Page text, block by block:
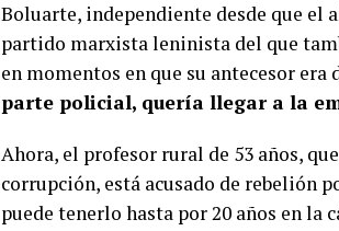
Boluarte, independiente desde que el
partido marxista leninista del que
en momentos en que su antecesor
parte policial, quería llegar a la
Ahora, el profesor rural de 53 años,
corrupción, está acusado de rebelión
puede tenerlo hasta por 20 años en la